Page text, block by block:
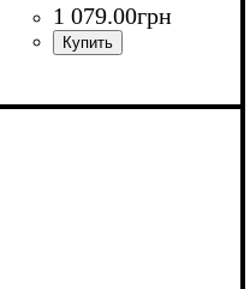
1 079.00грн